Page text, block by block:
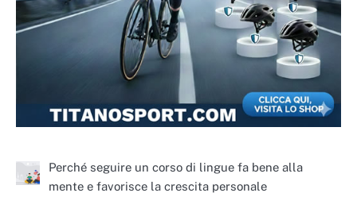
Perché seguire un corso di lingue fa bene alla
mente e favorisce la crescita personale